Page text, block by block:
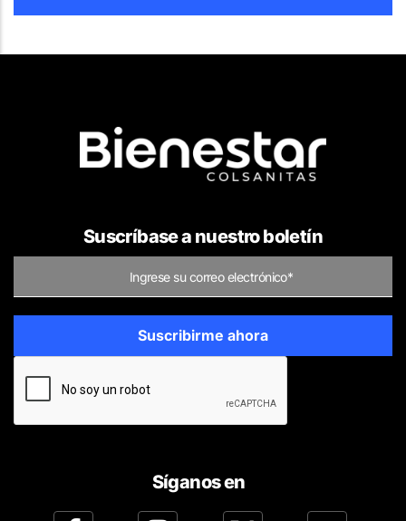
Suscríbase a nuestro boletín
Síganos en